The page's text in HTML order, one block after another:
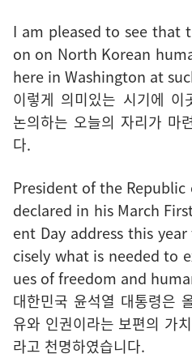
I am pleased to see that
on on North Korean
here in Washington at
이렇게 의미있는 시기에 이
논의하는 오늘의 자리가 마
다.
President of the
declared in his March
ent Day address this
cisely what is needed to
ues of freedom and
대한민국 윤석열 대통령은
유와 인권이라는 보편의 가
라고 천명하였습니다.